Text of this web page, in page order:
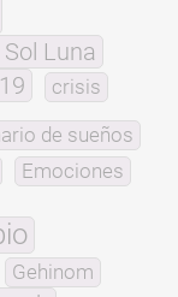
Luna
crisis
de sueños
Emociones
Gehinom